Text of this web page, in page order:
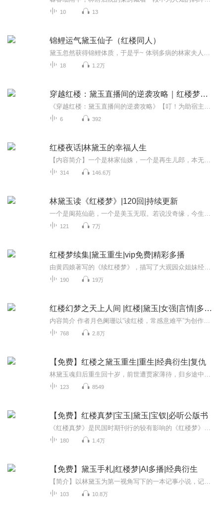
10 13
锦鲤运气黛玉仙子（红楼同人）
18 1.2万
穿越红楼：黛玉直播间的逆袭攻略｜红楼梦｜穿越｜古言
6 392
红楼夜话|林黛玉的幸福人生
314 146.6万
林黛玉读《红楼梦》|120回|持续更新
121 7万
红楼梦续集|黛玉重生|vip免费|精彩多播
190 19万
红楼幻梦之天上人间 |红楼|黛玉|女强|言情|多人有声剧
768 2.8万
【免费】红楼之黛玉重生|重生|经典衍生|复仇
123 8549
【免费】红楼真梦|宝玉|黛玉|宝钗|必听公版书
180 1.4万
【免费】黛玉手札|红楼梦|AI多播|经典衍生
103 10.8万